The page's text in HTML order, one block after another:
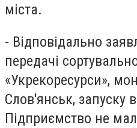
міста.
- Відповідально
передачі
«Укрекоресурси»,
Слов'янськ, запуску
Підприємство не